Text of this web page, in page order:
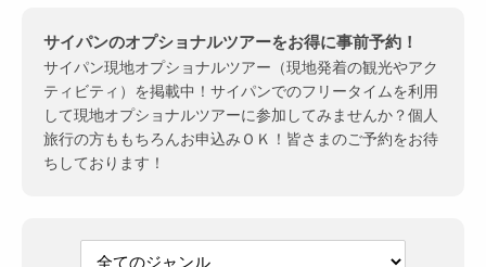
サイパンのオプショナルツアーをお得に事前予約！
サイパン現地オプショナルツアー（現地発着の観光やアク
ティビティ）を掲載中！サイパンでのフリータイムを利用
して現地オプショナルツアーに参加してみませんか？個人
旅行の方ももちろんお申込みＯＫ！皆さまのご予約をお待
ちしております！